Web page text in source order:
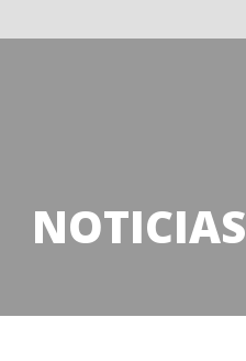
NOTICIAS